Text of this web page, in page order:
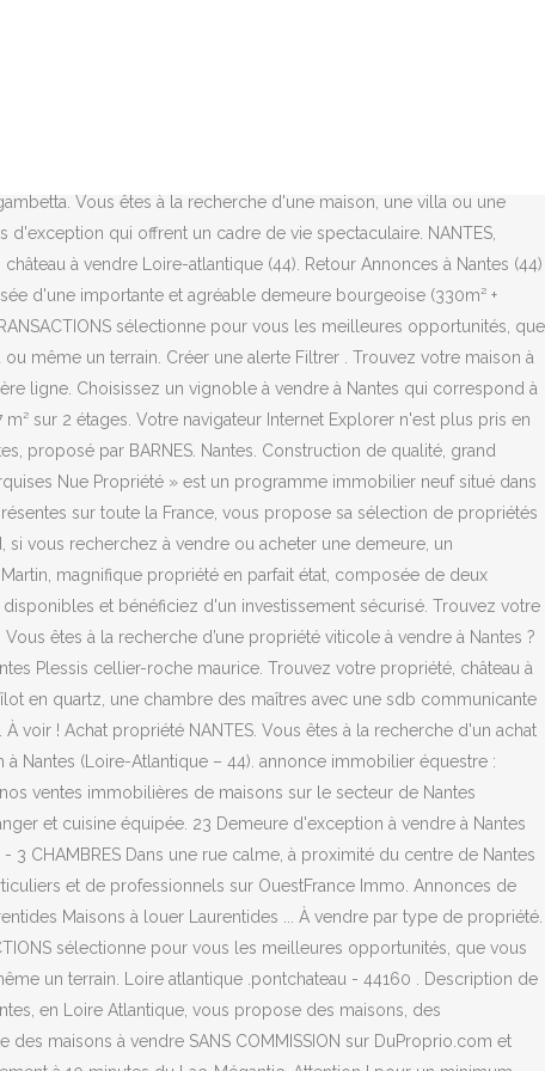
142 annonces de propriétés, châteaux en vente de particuliers
Vous êtes à la recherche d'une maison, une villa ou une
qui offrent un cadre de vie spectaculaire. NANTES,
à vendre Loire-atlantique (44). Retour Annonces à Nantes (44)
d'une importante et agréable demeure bourgeoise (330m² +
sélectionne pour vous les meilleures opportunités, que
même un terrain. Créer une alerte Filtrer . Trouvez votre maison à
ligne. Choisissez un vignoble à vendre à Nantes qui correspond à
sur 2 étages. Votre navigateur Internet Explorer n'est plus pris en
proposé par BARNES. Nantes. Construction de qualité, grand
Nue Propriété » est un programme immobilier neuf situé dans
sur toute la France, vous propose sa sélection de propriétés
si vous recherchez à vendre ou acheter une demeure, un
magnifique propriété en parfait état, composée de deux
et bénéficiez d'un investissement sécurisé. Trouvez votre
êtes à la recherche d’une propriété viticole à vendre à Nantes ?
Plessis cellier-roche maurice. Trouvez votre propriété, château à
en quartz, une chambre des maîtres avec une sdb communicante
voir ! Achat propriété NANTES. Vous êtes à la recherche d'un achat
Nantes (Loire-Atlantique – 44). annonce immobilier équestre :
ventes immobilières de maisons sur le secteur de Nantes
et cuisine équipée. 23 Demeure d'exception à vendre à Nantes
3 CHAMBRES Dans une rue calme, à proximité du centre de Nantes
et de professionnels sur OuestFrance Immo. Annonces de
Maisons à louer Laurentides ... À vendre par type de propriété.
sélectionne pour vous les meilleures opportunités, que vous
un terrain. Loire atlantique .pontchateau - 44160 . Description de
en Loire Atlantique, vous propose des maisons, des
maisons à vendre SANS COMMISSION sur DuProprio.com et